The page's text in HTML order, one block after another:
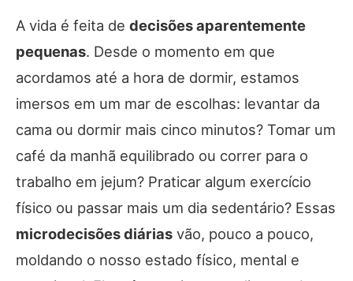
A vida é feita de decisões aparentemente
pequenas. Desde o momento em que
acordamos até a hora de dormir, estamos
imersos em um mar de escolhas: levantar da
cama ou dormir mais cinco minutos? Tomar um
café da manhã equilibrado ou correr para o
trabalho em jejum? Praticar algum exercício
físico ou passar mais um dia sedentário? Essas
microdecisões diárias vão, pouco a pouco,
moldando o nosso estado físico, mental e